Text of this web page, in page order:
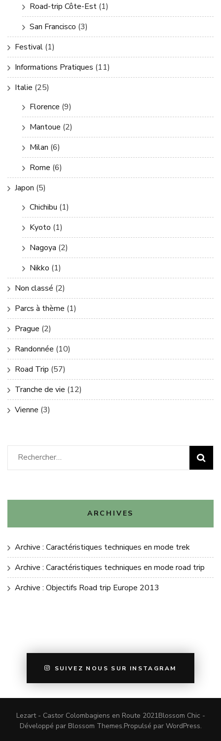
Road-trip Côte-Est (1)
San Francisco (3)
Festival (1)
Informations Pratiques (11)
Italie (25)
Florence (9)
Mantoue (2)
Milan (6)
Rome (6)
Japon (5)
Chichibu (1)
Kyoto (1)
Nagoya (2)
Nikko (1)
Non classé (2)
Parcs à thème (1)
Prague (2)
Randonnée (10)
Road Trip (57)
Tranche de vie (12)
Vienne (3)
Rechercher :
ARCHIVES
Archive : Caractéristiques techniques en mode trek
Archive : Caractéristiques techniques en mode road trip
Archive : Objectifs Road trip Europe 2013
SUIVEZ NOUS SUR INSTAGRAM
Lezart - Castor Colombagiens en Route 2021Blossom Chic -
Développé par Blossom Themes.Propulsé par WordPress.